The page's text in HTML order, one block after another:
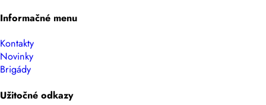
Informačné menu
Kontakty
Novinky
Brigády
Užitočné odkazy